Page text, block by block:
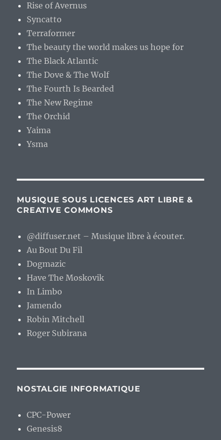
Rise of Avernus
Syncatto
Terraformer
The beauty the world makes us hope for
The Black Atlantic
The Dove & The Wolf
The Fourth Is Bearded
The New Regime
The Orchid
Yaima
Ysma
MUSIQUE SOUS LICENCES ART LIBRE &
CREATIVE COMMONS
@diffuser.net – Musique libre à écouter.
Au Bout Du Fil
Dogmazic
Have The Moskovik
In Limbo
Jamendo
Robin Mitchell
Roger Subirana
NOSTALGIE INFORMATIQUE
CPC-Power
Genesis8